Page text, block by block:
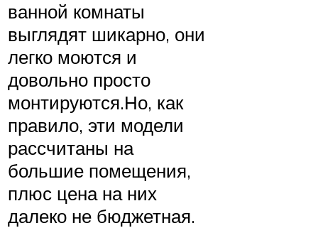
ванной комнаты
выглядят шикарно, они
легко моются и
довольно просто
монтируются.Но, как
правило, эти модели
рассчитаны на
большие помещения,
плюс цена на них
далеко не бюджетная.